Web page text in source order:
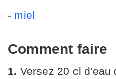
- miel
Comment faire
1. Versez 20 cl d'eau